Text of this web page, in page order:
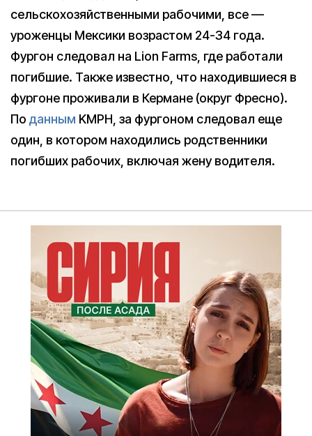
сельскохозяйственными рабочими, все —
уроженцы Мексики возрастом 24-34 года.
Фургон следовал на Lion Farms, где работали
погибшие. Также известно, что находившиеся в
фургоне проживали в Кермане (округ Фресно).
По данным KMPH, за фургоном следовал еще
один, в котором находились родственники
погибших рабочих, включая жену водителя.